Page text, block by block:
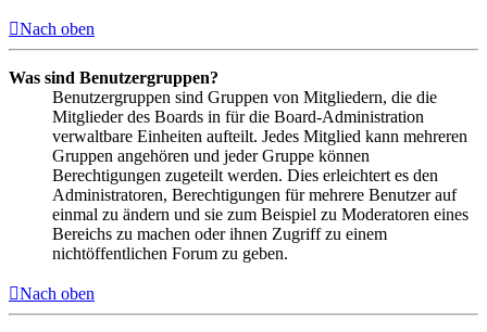
Nach oben
Was sind Benutzergruppen?
Benutzergruppen sind Gruppen von Mitgliedern, die die
Mitglieder des Boards in für die Board-Administration
verwaltbare Einheiten aufteilt. Jedes Mitglied kann mehreren
Gruppen angehören und jeder Gruppe können
Berechtigungen zugeteilt werden. Dies erleichtert es den
Administratoren, Berechtigungen für mehrere Benutzer auf
einmal zu ändern und sie zum Beispiel zu Moderatoren eines
Bereichs zu machen oder ihnen Zugriff zu einem
nichtöffentlichen Forum zu geben.
Nach oben